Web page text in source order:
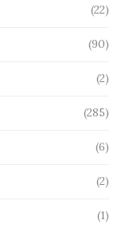
(22)
(90)
(2)
(285)
(6)
(2)
(1)